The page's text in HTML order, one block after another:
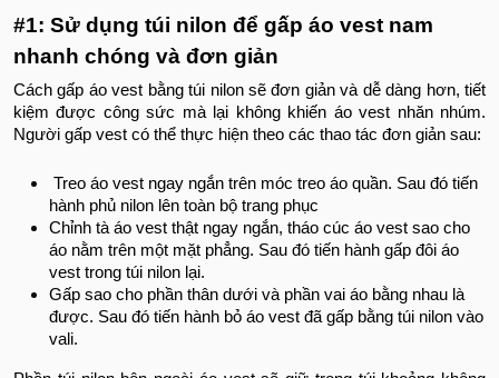
#1: Sử dụng túi nilon để gấp áo vest nam
nhanh chóng và đơn giản
Cách gấp áo vest bằng túi nilon sẽ đơn giản và dễ dàng hơn, tiết
kiệm được công sức mà lại không khiến áo vest nhăn nhúm.
Người gấp vest có thể thực hiện theo các thao tác đơn giản sau:
Treo áo vest ngay ngắn trên móc treo áo quần. Sau đó tiến
hành phủ nilon lên toàn bộ trang phục
Chỉnh tà áo vest thật ngay ngắn, tháo cúc áo vest sao cho
áo nằm trên một mặt phẳng. Sau đó tiến hành gấp đôi áo
vest trong túi nilon lại.
Gấp sao cho phần thân dưới và phần vai áo bằng nhau là
được. Sau đó tiến hành bỏ áo vest đã gấp bằng túi nilon vào
vali.